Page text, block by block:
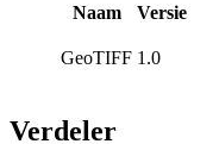
Naam
Versie
GeoTIFF 1.0
Verdeler